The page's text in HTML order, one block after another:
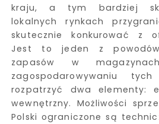
kraju, a tym bardziej
lokalnych rynkach
skutecznie konkurować z
Jest to jeden z powodów
zapasów w
zagospodarowywaniu
rozpatrzyć dwa elementy:
wewnętrzny. Możliwości
Polski ograniczone są